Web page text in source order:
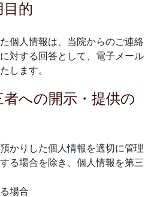
的
個人情報は、当院からのご連絡
対する回答として、電子メール
します。
への開示・提供の
かりした個人情報を適切に管理
る場合を除き、個人情報を第三
場合